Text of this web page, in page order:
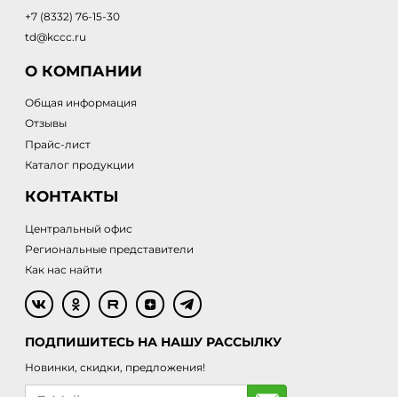
+7 (8332) 76-15-30
td@kccc.ru
О КОМПАНИИ
Общая информация
Отзывы
Прайс-лист
Каталог продукции
КОНТАКТЫ
Центральный офис
Региональные представители
Как нас найти
ПОДПИШИТЕСЬ НА НАШУ РАССЫЛКУ
Новинки, скидки, предложения!